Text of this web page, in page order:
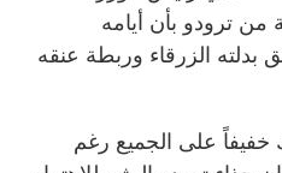
من ترودو بأن أيامه
الزرقاء وربطة عنقه
على الجميع رغم